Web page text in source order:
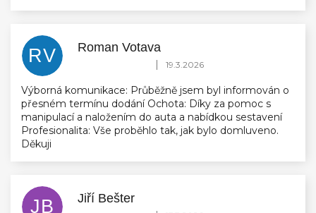
RV Roman Votava
Hodnocení obchodu je 5 z 5 hvězdiček.
| 19.3.2026
Výborná komunikace: Průběžně jsem byl informován o
přesném termínu dodání Ochota: Díky za pomoc s
manipulací a naložením do auta a nabídkou sestavení
Profesionalita: Vše proběhlo tak, jak bylo domluveno.
Děkuji
JB Jiří Bešter